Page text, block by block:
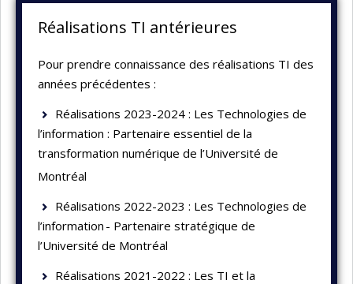
Réalisations TI antérieures
Pour prendre connaissance des réalisations TI des
années précédentes :
Réalisations 2023-2024 : Les Technologies de
l’information : Partenaire essentiel de la
transformation numérique de l’Université de
Montréal
Réalisations 2022-2023 : Les Technologies de
l’information - Partenaire stratégique de
l’Université de Montréal
Réalisations 2021-2022 : Les TI et la